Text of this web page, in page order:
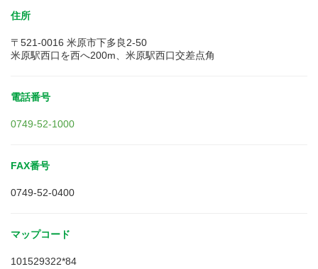
住所
〒521-0016 米原市下多良2-50
米原駅西口を西へ200m、米原駅西口交差点角
電話番号
0749-52-1000
FAX番号
0749-52-0400
マップコード
101529322*84